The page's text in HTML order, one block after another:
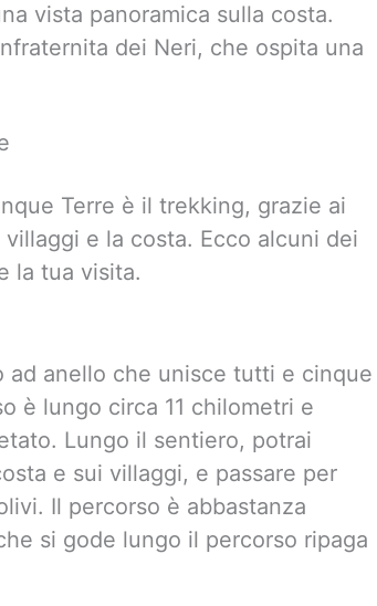
vista panoramica sulla costa.
dei Neri, che ospita una
Terre è il trekking, grazie ai
e la costa. Ecco alcuni dei
la tua visita.
ad anello che unisce tutti e cinque
è lungo circa 11 chilometri e
Lungo il sentiero, potrai
e sui villaggi, e passare per
Il percorso è abbastanza
si gode lungo il percorso ripaga